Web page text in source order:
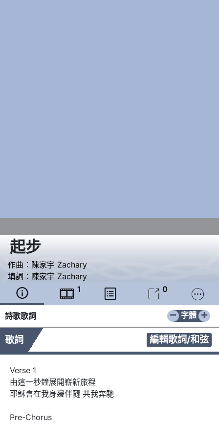
起步
作曲： 陳家宇 Zachary
填詞： 陳家宇 Zachary
  1   0 
詩歌歌詞 − +
字體
歌詞 編輯歌詞/和弦
Verse 1
由這一秒鐘展開嶄新旅程
耶穌會在我身邊伴隨 共我奔馳
Pre-Chorus